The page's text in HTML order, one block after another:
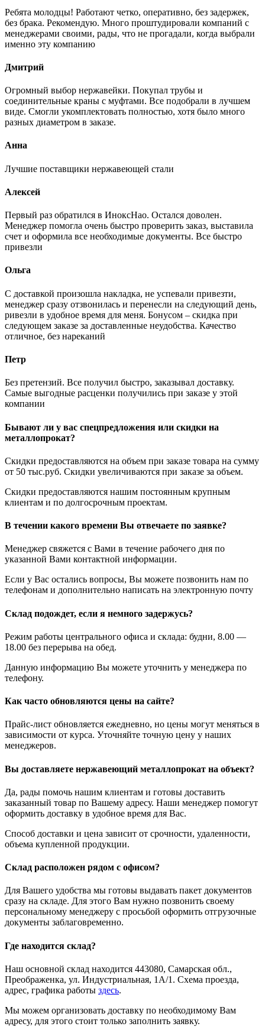
Ребята молодцы! Работают четко, оперативно, без задержек,
без брака. Рекомендую. Много проштудировали компаний с
менеджерами своими, рады, что не прогадали, когда выбрали
именно эту компанию
Дмитрий
Огромный выбор нержавейки. Покупал трубы и
соединительные краны с муфтами. Все подобрали в лучшем
виде. Смогли укомплектовать полностью, хотя было много
разных диаметром в заказе.
Анна
Лучшие поставщики нержавеющей стали
Алексей
Первый раз обратился в ИноксНао. Остался доволен.
Менеджер помогла очень быстро проверить заказ, выставила
счет и оформила все необходимые документы. Все быстро
привезли
Ольга
С доставкой произошла накладка, не успевали привезти,
менеджер сразу отзвонилась и перенесли на следующий день,
ривезли в удобное время для меня. Бонусом – скидка при
следующем заказе за доставленные неудобства. Качество
отличное, без нареканий
Петр
Без претензий. Все получил быстро, заказывал доставку.
Самые выгодные расценки получились при заказе у этой
компании
Бывают ли у вас спецпредложения или скидки на
металлопрокат?
Скидки предоставляются на объем при заказе товара на сумму
от 50 тыс.руб. Скидки увеличиваются при заказе за объем.
Скидки предоставляются нашим постоянным крупным
клиентам и по долгосрочным проектам.
В течении какого времени Вы отвечаете по заявке?
Менеджер свяжется с Вами в течение рабочего дня по
указанной Вами контактной информации.
Если у Вас остались вопросы, Вы можете позвонить нам по
телефонам и дополнительно написать на электронную почту
Склад подождет, если я немного задержусь?
Режим работы центрального офиса и склада: будни, 8.00 —
18.00 без перерыва на обед.
Данную информацию Вы можете уточнить у менеджера по
телефону.
Как часто обновляются цены на сайте?
Прайс-лист обновляется ежедневно, но цены могут меняться в
зависимости от курса. Уточняйте точную цену у наших
менеджеров.
Вы доставляете нержавеющий металлопрокат на объект?
Да, рады помочь нашим клиентам и готовы доставить
заказанный товар по Вашему адресу. Наши менеджер помогут
оформить доставку в удобное время для Вас.
Способ доставки и цена зависит от срочности, удаленности,
объема купленной продукции.
Склад расположен рядом с офисом?
Для Вашего удобства мы готовы выдавать пакет документов
сразу на складе. Для этого Вам нужно позвонить своему
персональному менеджеру с просьбой оформить отгрузочные
документы заблаговременно.
Где находится склад?
Наш основной склад находится 443080, Самарская обл.,
Преображенка, ул. Индустриальная, 1А/1. Схема проезда,
адрес, графика работы здесь.
Мы можем организовать доставку по необходимому Вам
адресу, для этого стоит только заполнить заявку.